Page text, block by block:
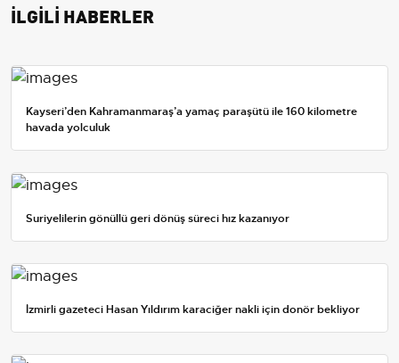
İLGİLİ HABERLER
Kayseri’den Kahramanmaraş’a yamaç paraşütü ile 160 kilometre
havada yolculuk
Suriyelilerin gönüllü geri dönüş süreci hız kazanıyor
İzmirli gazeteci Hasan Yıldırım karaciğer nakli için donör bekliyor